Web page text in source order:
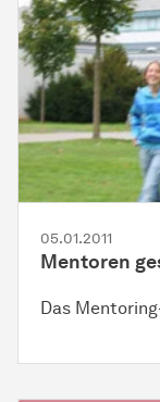
05.01.2011
Mentoren
Das